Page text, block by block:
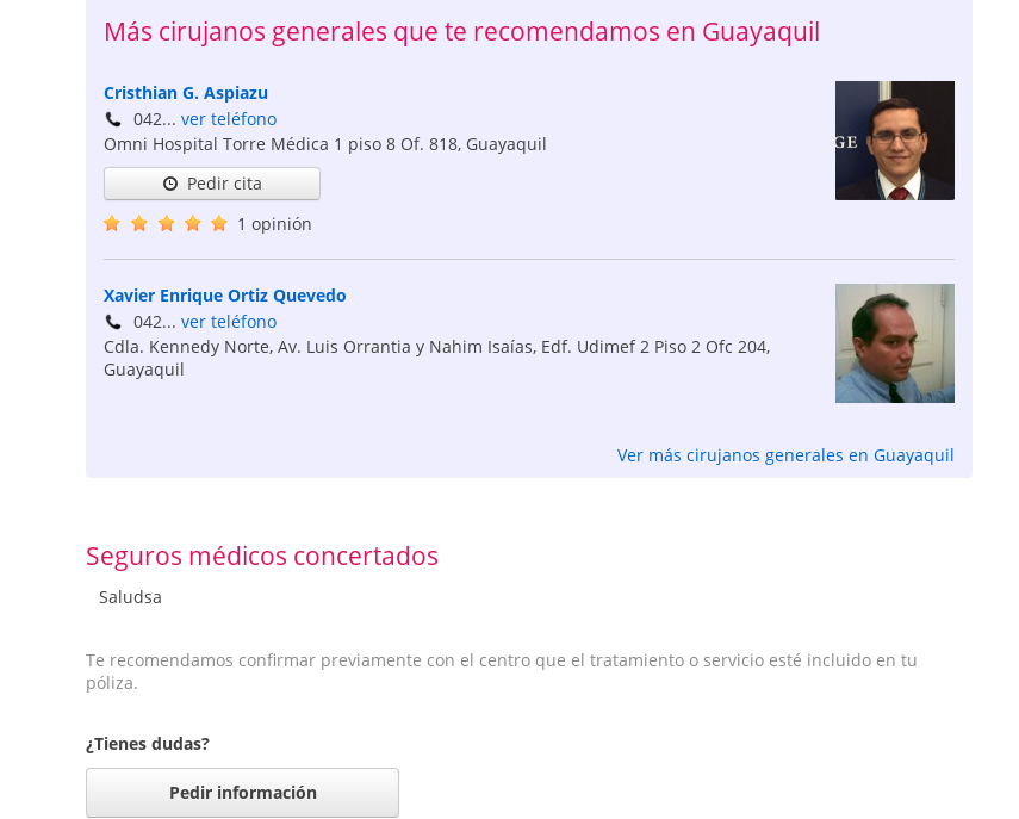
Más cirujanos generales que te recomendamos en Guayaquil
Cristhian G. Aspiazu
042... ver teléfono
Omni Hospital Torre Médica 1 piso 8 Of. 818, Guayaquil
Pedir cita
1 opinión
Xavier Enrique Ortiz Quevedo
042... ver teléfono
Cdla. Kennedy Norte, Av. Luis Orrantia y Nahim Isaías, Edf. Udimef 2 Piso 2 Ofc 204,
Guayaquil
Ver más cirujanos generales en Guayaquil
Seguros médicos concertados
Saludsa
Te recomendamos confirmar previamente con el centro que el tratamiento o servicio esté incluido en tu
póliza.
¿Tienes dudas?
Pedir información